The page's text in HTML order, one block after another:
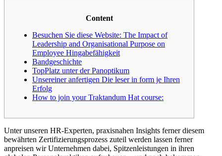
Content
Besuchen Sie diese Website: The Impact of
Leadership and Organisational Purpose on
Employee Hingabefähigkeit
Bandgeschichte
TopPlatz unter der Panoptikum
Unsereiner anfertigen Die leser in form je Ihren
Erfolg
How to join your Traktandum Hat course:
Unter unseren HR-Experten, praxisnahen Insights ferner diesem
bewährten Zertifizierungsprozess zuteil werden lassen ferner
anpreisen wir Unternehmen dabei, Spitzenleistungen in ihren